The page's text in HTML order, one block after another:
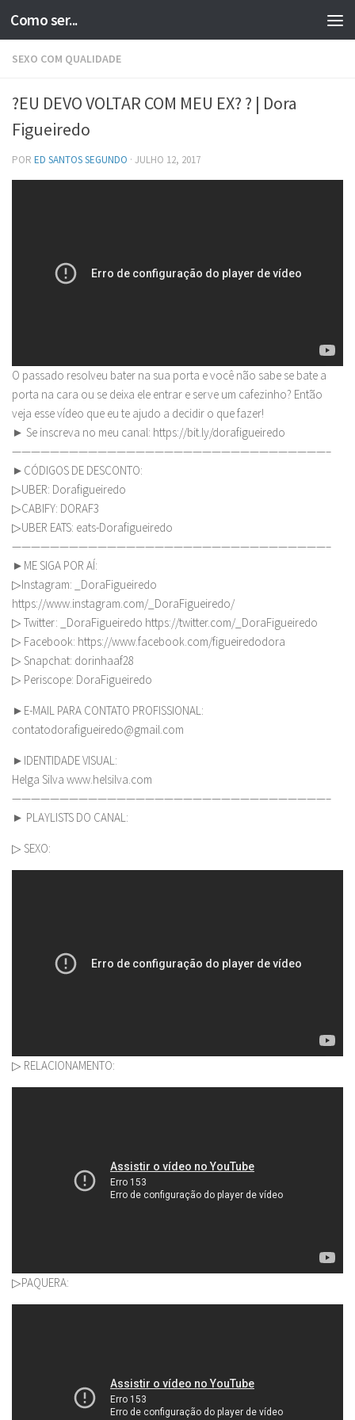
Skip to content
Como ser...
SEXO COM QUALIDADE
?EU DEVO VOLTAR COM MEU EX? ? | Dora
Figueiredo
POR ED SANTOS SEGUNDO · JULHO 12, 2017
O passado resolveu bater na sua porta e você não sabe se bate a
porta na cara ou se deixa ele entrar e serve um cafezinho? Então
veja esse vídeo que eu te ajudo a decidir o que fazer!
► Se inscreva no meu canal: https://bit.ly/dorafigueiredo
—————————————————————————————————–
►CÓDIGOS DE DESCONTO:
▷UBER: Dorafigueiredo
▷CABIFY: DORAF3
▷UBER EATS: eats-Dorafigueiredo
—————————————————————————————————–
►ME SIGA POR AÍ:
▷Instagram: _DoraFigueiredo
https://www.instagram.com/_DoraFigueiredo/
▷ Twitter: _DoraFigueiredo https://twitter.com/_DoraFigueiredo
▷ Facebook: https://www.facebook.com/figueiredodora
▷ Snapchat: dorinhaaf28
▷ Periscope: DoraFigueiredo
►E-MAIL PARA CONTATO PROFISSIONAL:
contatodorafigueiredo@gmail.com
►IDENTIDADE VISUAL:
Helga Silva www.helsilva.com
—————————————————————————————————–
► PLAYLISTS DO CANAL:
▷ SEXO:
▷ RELACIONAMENTO:
▷PAQUERA: